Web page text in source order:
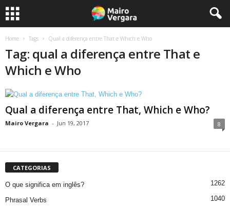
Home Tags Qual a diferença entre That e Which e Who
Tag: qual a diferença entre That e
Which e Who
Qual a diferença entre That, Which e Who?
Mairo Vergara - Jun 19, 2017 8
CATEGORIAS
O que significa em inglês? 1262
Phrasal Verbs 1040